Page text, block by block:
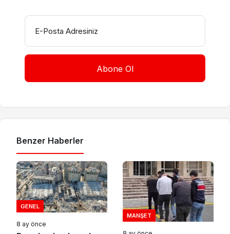
E-Posta Adresiniz
Benzer Haberler
GENEL
8 ay önce
MANŞET